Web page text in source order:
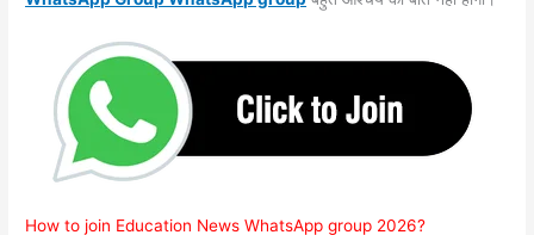
How to join Education News WhatsApp group 2026?